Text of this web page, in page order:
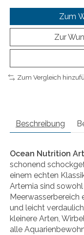
Zum
Zur
Zum Vergleich
Beschreibung
Ocean Nutrition
schonend
einem echten
Artemia sind sowohl
Meerwasserbereich
und leicht
kleinere Arten,
alle